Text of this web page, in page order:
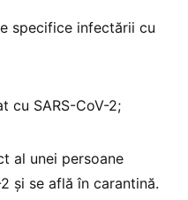
specifice infectării cu
SARS-CoV-2;
al unei persoane
şi se află în carantină.